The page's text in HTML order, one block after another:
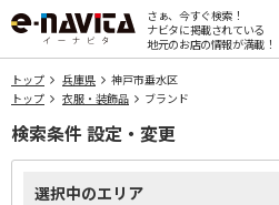
さぁ、今すぐ検索！
ナビタに掲載されている
地元のお店の情報が満載！
トップ 兵庫県
神戸市垂水区
トップ
衣服・装飾品 ブランド
検索条件 設定・変更
選択中のエリア